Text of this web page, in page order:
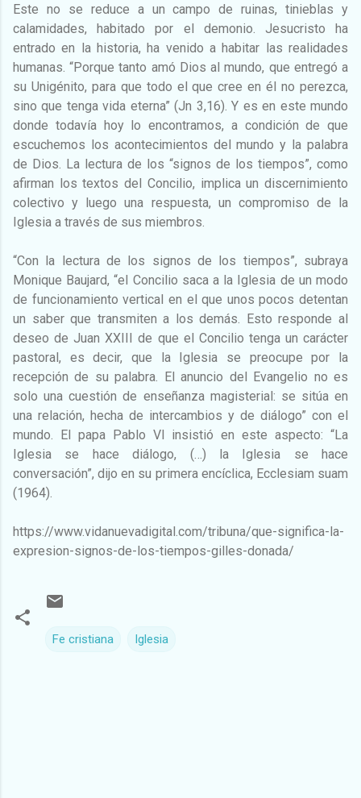
Este no se reduce a un campo de ruinas, tinieblas y
calamidades, habitado por el demonio. Jesucristo ha
entrado en la historia, ha venido a habitar las realidades
humanas. “Porque tanto amó Dios al mundo, que entregó a
su Unigénito, para que todo el que cree en él no perezca,
sino que tenga vida eterna” (Jn 3,16). Y es en este mundo
donde todavía hoy lo encontramos, a condición de que
escuchemos los acontecimientos del mundo y la palabra
de Dios. La lectura de los “signos de los tiempos”, como
afirman los textos del Concilio, implica un discernimiento
colectivo y luego una respuesta, un compromiso de la
Iglesia a través de sus miembros.
“Con la lectura de los signos de los tiempos”, subraya
Monique Baujard, “el Concilio saca a la Iglesia de un modo
de funcionamiento vertical en el que unos pocos detentan
un saber que transmiten a los demás. Esto responde al
deseo de Juan XXIII de que el Concilio tenga un carácter
pastoral, es decir, que la Iglesia se preocupe por la
recepción de su palabra. El anuncio del Evangelio no es
solo una cuestión de enseñanza magisterial: se sitúa en
una relación, hecha de intercambios y de diálogo” con el
mundo. El papa Pablo VI insistió en este aspecto: “La
Iglesia se hace diálogo, (…) la Iglesia se hace
conversación”, dijo en su primera encíclica, Ecclesiam suam
(1964).
https://www.vidanuevadigital.com/tribuna/que-significa-la-
expresion-signos-de-los-tiempos-gilles-donada/
Fe cristiana Iglesia